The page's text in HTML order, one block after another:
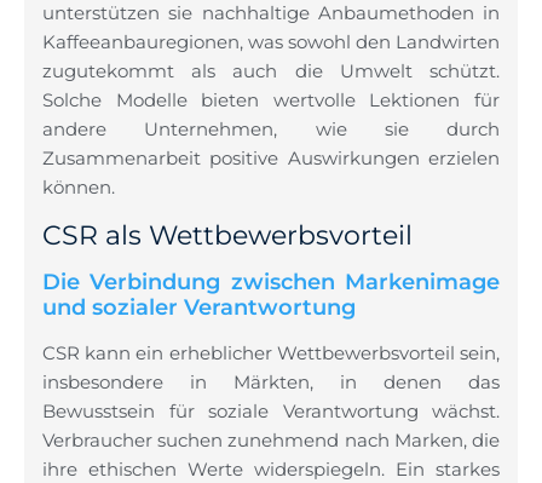
unterstützen sie nachhaltige Anbaumethoden in
Kaffeeanbauregionen, was sowohl den Landwirten
zugutekommt als auch die Umwelt schützt.
Solche Modelle bieten wertvolle Lektionen für
andere Unternehmen, wie sie durch
Zusammenarbeit positive Auswirkungen erzielen
können.
CSR als Wettbewerbsvorteil
Die Verbindung zwischen Markenimage
und sozialer Verantwortung
CSR kann ein erheblicher Wettbewerbsvorteil sein,
insbesondere in Märkten, in denen das
Bewusstsein für soziale Verantwortung wächst.
Verbraucher suchen zunehmend nach Marken, die
ihre ethischen Werte widerspiegeln. Ein starkes